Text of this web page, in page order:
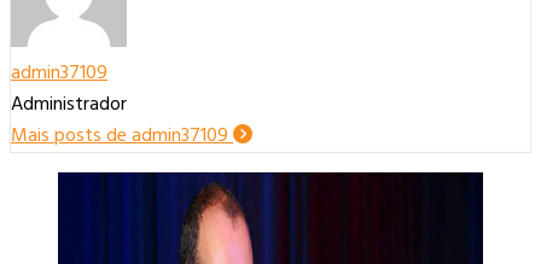
admin37109
Administrador
Mais posts de admin37109